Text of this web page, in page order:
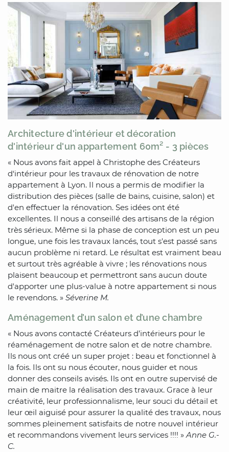
Architecture d'intérieur et décoration
d'intérieur d'un appartement 60m² - 3 pièces
« Nous avons fait appel à Christophe des Créateurs
d‘intérieur pour les travaux de rénovation de notre
appartement à Lyon. Il nous a permis de modifier la
distribution des pièces (salle de bains, cuisine, salon) et
d'en effectuer la rénovation. Ses idées ont été
excellentes. Il nous a conseillé des artisans de la région
très sérieux. Même si la phase de conception est un peu
longue, une fois les travaux lancés, tout s'est passé sans
aucun problème ni retard. Le résultat est vraiment beau
et surtout très agréable à vivre ; les rénovations nous
plaisent beaucoup et permettront sans aucun doute
d'apporter une plus-value à notre appartement si nous
le revendons. » Séverine M.
Aménagement d’un salon et d’une chambre
« Nous avons contacté Créateurs d’intérieurs pour le
réaménagement de notre salon et de notre chambre.
Ils nous ont créé un super projet : beau et fonctionnel à
la fois. Ils ont su nous écouter, nous guider et nous
donner des conseils avisés. Ils ont en outre supervisé de
main de maitre la réalisation des travaux. Grace à leur
créativité, leur professionnalisme, leur souci du détail et
leur œil aiguisé pour assurer la qualité des travaux, nous
sommes pleinement satisfaits de notre nouvel intérieur
et recommandons vivement leurs services !!!! »Anne G.-
C.